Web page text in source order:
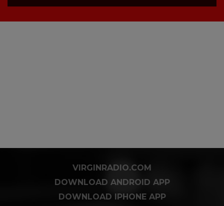
VIRGINRADIO.COM
DOWNLOAD ANDROID APP
DOWNLOAD IPHONE APP